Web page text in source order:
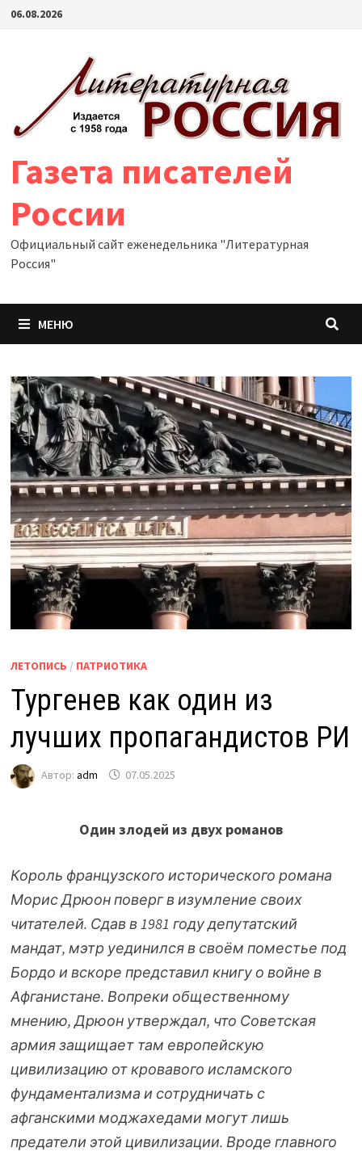
Перейти
06.08.2026
Газета писателей
России
Официальный сайт еженедельника "Литературная
Россия"
МЕНЮ
ЛЕТОПИСЬ / ПАТРИОТИКА
Тургенев как один из
лучших пропагандистов РИ
Автор: adm 07.05.2025
Один злодей из двух романов
Король французского исторического романа
Морис Дрюон поверг в изумление своих
читателей. Сдав в 1981 году депутатский
мандат, мэтр уединился в своём поместье под
Бордо и вскоре представил книгу о войне в
Афганистане. Вопреки общественному
мнению, Дрюон утверждал, что Советская
армия защищает там европейскую
цивилизацию от кровавого исламского
фундаментализма и сотрудничать с
афганскими моджахедами могут лишь
предатели этой цивилизации. Вроде главного